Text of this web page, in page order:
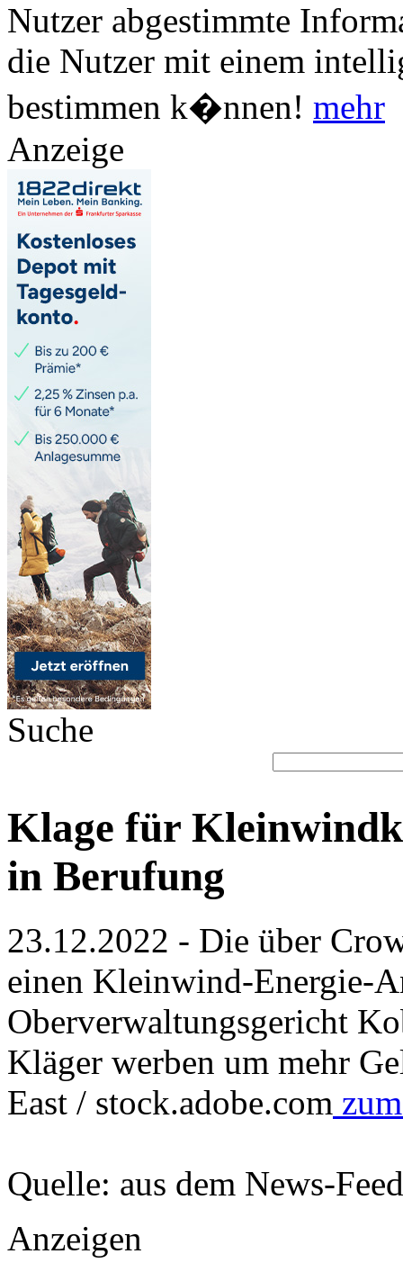
Nutzer abgestimmte
die Nutzer mit einem
bestimmen k�nnen! mehr
Anzeige
Suche
Klage für
in Berufung
23.12.2022 - Die über
einen Kleinwind-Energie-
Oberverwaltungsgericht
Kläger werben um mehr
East / stock.adobe.com
Quelle: aus dem News-
Anzeigen